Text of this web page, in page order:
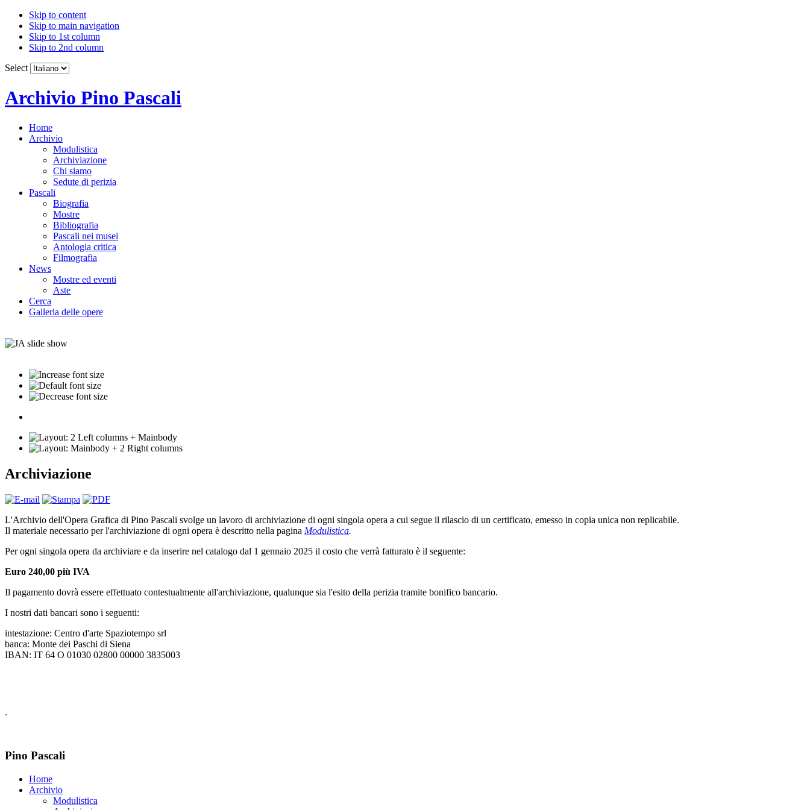
Skip to content
Skip to main navigation
Skip to 1st column
Skip to 2nd column
Select
Archivio Pino Pascali
Home
Archivio
Modulistica
Archiviazione
Chi siamo
Sedute di perizia
Pascali
Biografia
Mostre
Bibliografia
Pascali nei musei
Antologia critica
Filmografia
News
Mostre ed eventi
Aste
Cerca
Galleria delle opere
Archiviazione
L'Archivio dell'Opera Grafica di Pino Pascali svolge un lavoro di archiviazione di ogni singola opera a cui segue il rilascio di un certificato, emesso in copia unica non replicabile.
Il materiale necessario per l'archiviazione di ogni opera è descritto nella pagina Modulistica.
Per ogni singola opera da archiviare e da inserire nel catalogo dal 1 gennaio 2025 il costo che verrà fatturato è il seguente:
Euro 240,00 più IVA
Il pagamento dovrà essere effettuato contestualmente all'archiviazione, qualunque sia l'esito della perizia tramite bonifico bancario.
I nostri dati bancari sono i seguenti:
intestazione: Centro d'arte Spaziotempo srl
banca: Monte dei Paschi di Siena
IBAN: IT 64 O 01030 02800 00000 3835003
.
Pino Pascali
Home
Archivio
Modulistica